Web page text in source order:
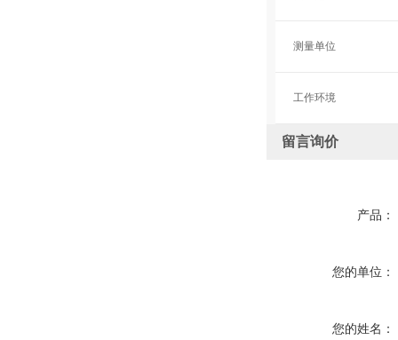
测量单位
工作环境
留言询价
产品：
您的单位：
您的姓名：